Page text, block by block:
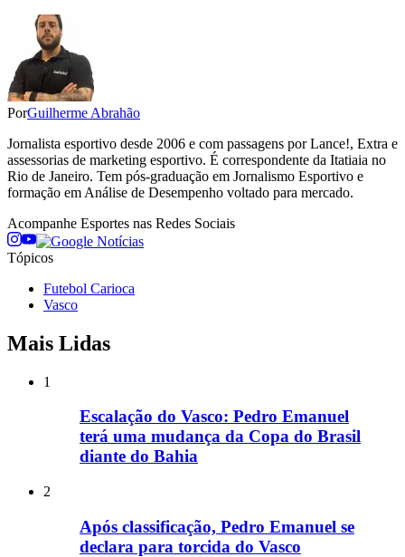
PorGuilherme Abrahão
Jornalista esportivo desde 2006 e com passagens por Lance!, Extra e
assessorias de marketing esportivo. É correspondente da Itatiaia no
Rio de Janeiro. Tem pós-graduação em Jornalismo Esportivo e
formação em Análise de Desempenho voltado para mercado.
Acompanhe Esportes nas Redes Sociais
Tópicos
Futebol Carioca
Vasco
Mais Lidas
1
Escalação do Vasco: Pedro Emanuel
terá uma mudança da Copa do Brasil
diante do Bahia
2
Após classificação, Pedro Emanuel se
declara para torcida do Vasco